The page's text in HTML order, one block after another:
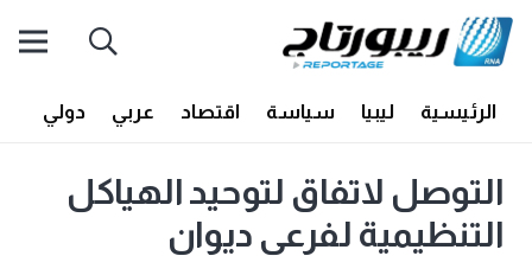
الرئيسية ليبيا سياسة اقتصاد عربي دولي
التوصل لاتفاق لتوحيد الهياكل
التنظيمية لفرعي ديوان